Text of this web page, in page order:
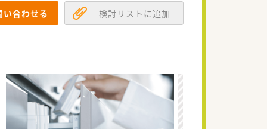
い合わせる 検討リストに追加